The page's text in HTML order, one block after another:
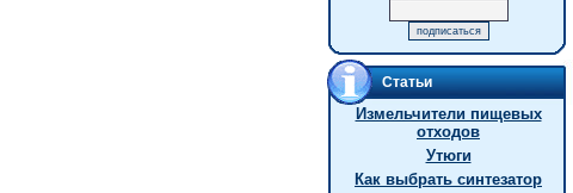
Статьи
Измельчители пищевых
отходов
Утюги
Как выбрать синтезатор